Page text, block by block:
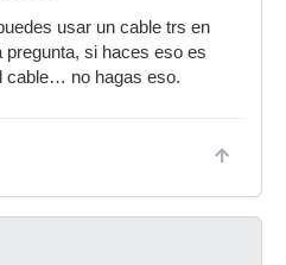
usar un cable trs en
pregunta, si haces eso es
cable… no hagas eso.